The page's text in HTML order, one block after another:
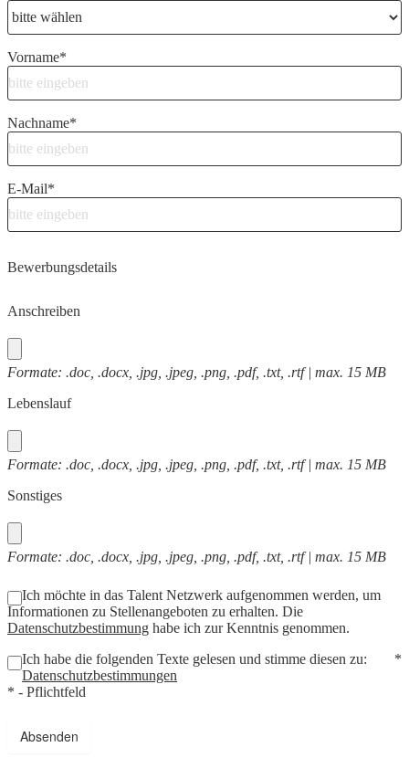
Vorname*
Nachname*
E-Mail*
Bewerbungsdetails
Anschreiben
Formate: .doc, .docx, .jpg, .jpeg, .png, .pdf, .txt, .rtf | max. 15 MB
Lebenslauf
Formate: .doc, .docx, .jpg, .jpeg, .png, .pdf, .txt, .rtf | max. 15 MB
Sonstiges
Formate: .doc, .docx, .jpg, .jpeg, .png, .pdf, .txt, .rtf | max. 15 MB
Ich möchte in das Talent Netzwerk aufgenommen werden, um
Informationen zu Stellenangeboten zu erhalten. Die
Datenschutzbestimmung habe ich zur Kenntnis genommen.
*
Ich habe die folgenden Texte gelesen und stimme diesen zu:
Datenschutzbestimmungen
* - Pflichtfeld
Absenden